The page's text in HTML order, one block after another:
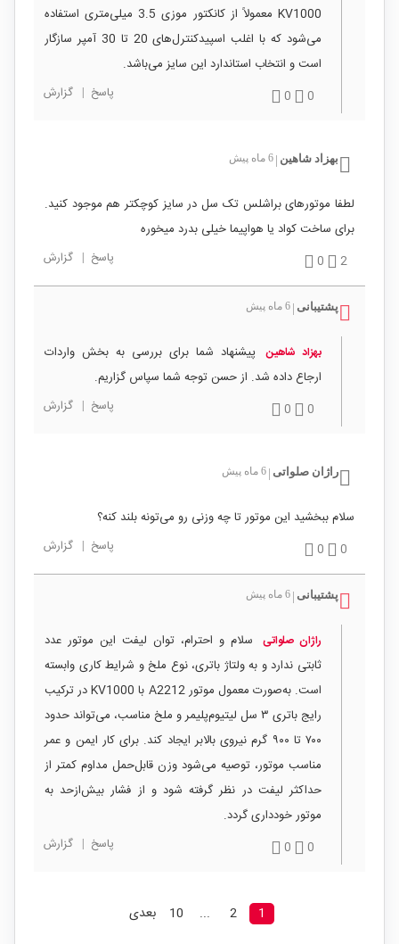
KV1000 معمولاً از کانکتور موزی 3.5 میلی‌متری استفاده
می‌شود که با اغلب اسپیدکنترل‌های 20 تا 30 آمپر سازگار
است و انتخاب استاندارد این سایز می‌باشد.
0
0 پاسخ | گزارش
بهزاد شاهین 6 ماه پیش
لطفا موتورهای براشلس تک سل در سایز کوچکتر هم موجود کنید.
برای ساخت کواد یا هواپیما خیلی بدرد میخوره
2
0 پاسخ | گزارش
پشتیبانی 6 ماه پیش
بهزاد شاهین
پیشنهاد شما برای بررسی به بخش واردات
ارجاع داده شد. از حسن توجه شما سپاس گزاریم.
0
0 پاسخ | گزارش
راژان صلواتی 6 ماه پیش
سلام ببخشید این موتور تا چه وزنی رو می‌تونه بلند کنه؟
0
0 پاسخ | گزارش
پشتیبانی 6 ماه پیش
راژان صلواتی سلام و احترام، توان لیفت این موتور عدد
ثابتی ندارد و به ولتاژ باتری، نوع ملخ و شرایط کاری وابسته
است. به‌صورت معمول موتور A2212 با KV1000 در ترکیب
رایج باتری ۳ سل لیتیوم‌پلیمر و ملخ مناسب، می‌تواند حدود
۷۰۰ تا ۹۰۰ گرم نیروی بالابر ایجاد کند. برای کار ایمن و عمر
مناسب موتور، توصیه می‌شود وزن قابل‌حمل مداوم کمتر از
حداکثر لیفت در نظر گرفته شود و از فشار بیش‌ازحد به
موتور خودداری گردد.
0
0 پاسخ | گزارش
1
2
...
10 بعدی